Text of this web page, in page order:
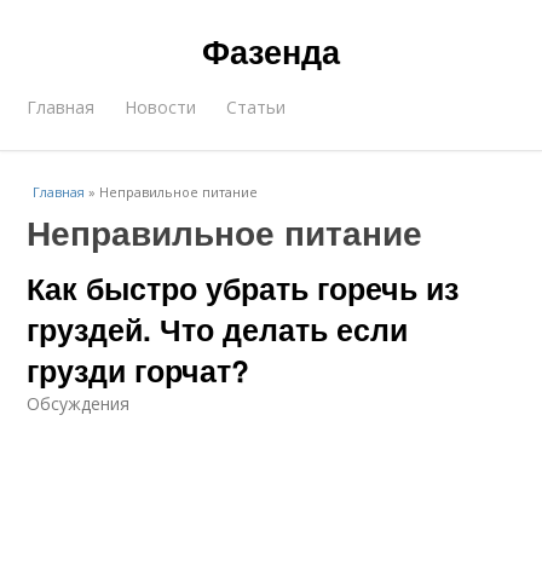
Фазенда
Главная Новости Статьи
Главная » Неправильное питание
Неправильное питание
Как быстро убрать горечь из
груздей. Что делать если
грузди горчат?
Обсуждения